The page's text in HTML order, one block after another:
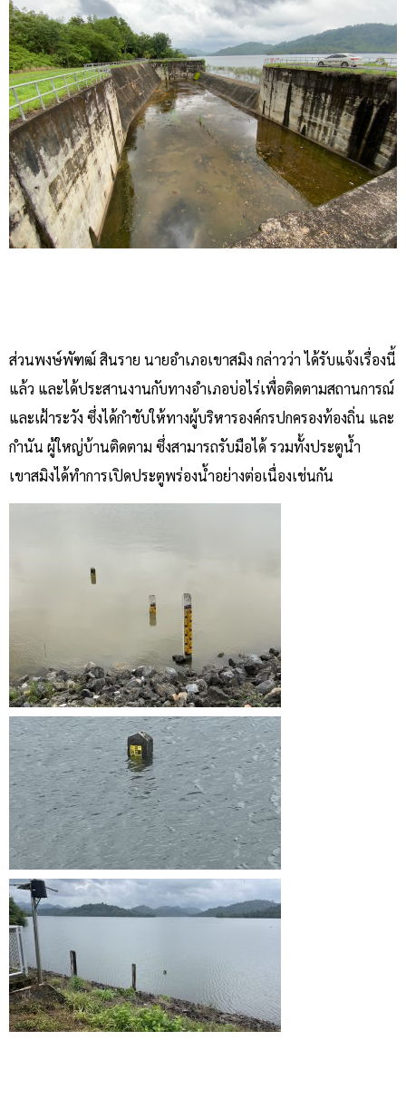
ส่วนพงษ์พัฑฒ์ สินราย นายอำเภอเขาสมิง กล่าวว่า ได้รับแจ้งเรื่องนี้
แล้ว และได้ประสานงานกับทางอำเภอบ่อไร่เพื่อติดตามสถานการณ์
และเฝ้าระวัง ซึ่งได้กำชับให้ทางผู้บริหารองค์กรปกครองท้องถิ่น และ
กำนัน ผู้ใหญ่บ้านติดตาม ซึ่งสามารถรับมือได้ รวมทั้งประตูน้ำ
เขาสมิงได้ทำการเปิดประตูพร่องน้ำอย่างต่อเนื่องเช่นกัน